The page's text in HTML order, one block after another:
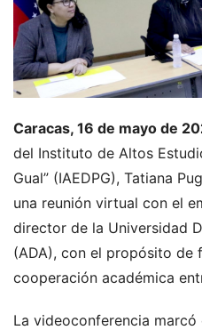
Caracas, 16 de mayo de
del Instituto de Altos
Gual” (IAEDPG), Tatiana
una reunión virtual con el
director de la Universidad
(ADA), con el propósito de
cooperación académica
La videoconferencia